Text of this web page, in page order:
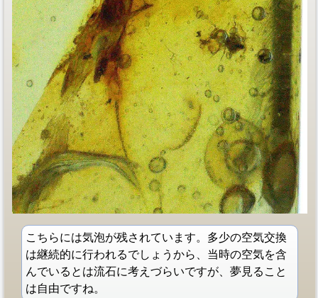
こちらには気泡が残されています。多少の空気交換
は継続的に行われるでしょうから、当時の空気を含
んでいるとは流石に考えづらいですが、夢見ること
は自由ですね。